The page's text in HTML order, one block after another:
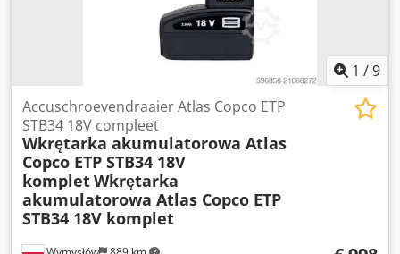
1 /9
Accuschroevendraaier Atlas Copco ETP
STB34 18V compleet
Wkrętarka akumulatorowa Atlas
Copco ETP STB34 18V
kompletWkrętarka
akumulatorowa Atlas Copco ETP
STB34 18V komplet